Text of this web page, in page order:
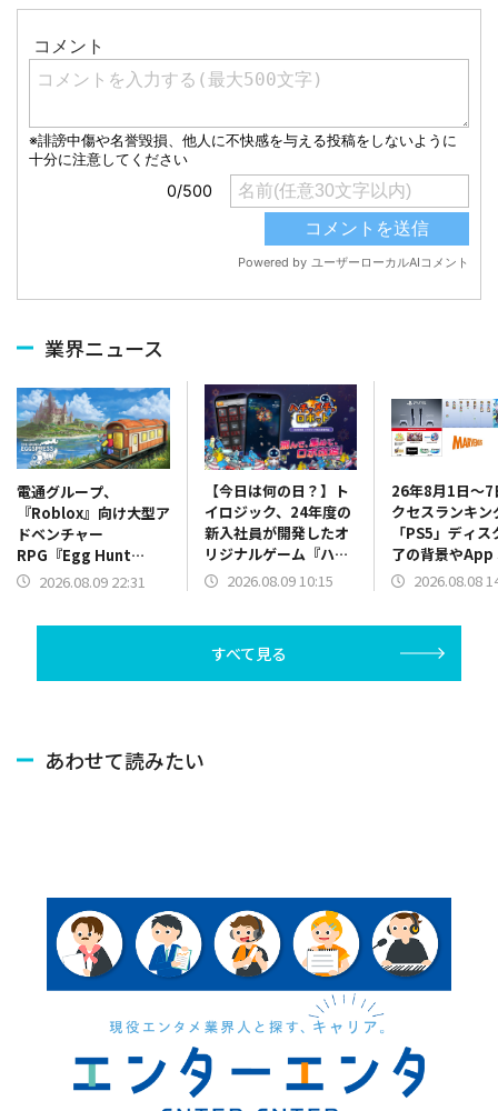
業界ニュース
電通グループ、
『Roblox』向け大型ア
ドベンチャー
RPG『Egg Hunt
2026: The Grand
2026.08.09 22:31
【今日は何の日？】ト
イロジック、24年度の
新入社員が開発したオ
リジナルゲーム『ハチ
ャメチャロボット』を
2026.08.09 10:15
26年8月1日～7
クセスランキ
「PS5」ディ
了の背景や
振り返り、決算
2026.08.08
すべて見る
あわせて読みたい